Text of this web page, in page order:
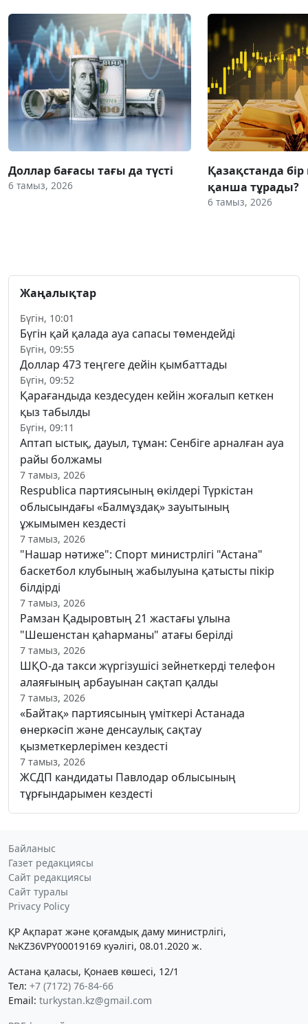
Доллар бағасы тағы да түсті
6 тамыз, 2026
Қазақстанда
қанша тұрады?
6 тамыз, 2026
Жаңалықтар
Бүгін, 10:01
Бүгін қай қалада ауа сапасы төмендейді
Бүгін, 09:55
Доллар 473 теңгеге дейін қымбаттады
Бүгін, 09:52
Қарағандыда кездесуден кейін жоғалып кеткен
қыз табылды
Бүгін, 09:11
Аптап ыстық, дауыл, тұман: Сенбіге арналған ауа
райы болжамы
7 тамыз, 2026
Respublica партиясының өкілдері Түркістан
облысындағы «Балмұздақ» зауытының
ұжымымен кездесті
7 тамыз, 2026
"Нашар нәтиже": Спорт министрлігі "Астана"
баскетбол клубының жабылуына қатысты пікір
білдірді
7 тамыз, 2026
Рамзан Қадыровтың 21 жастағы ұлына
"Шешенстан қаһарманы" атағы берілді
7 тамыз, 2026
ШҚО-да такси жүргізушісі зейнеткерді телефон
алаяғының арбауынан сақтап қалды
7 тамыз, 2026
«Байтақ» партиясының үміткері Астанада
өнеркәсіп және денсаулық сақтау
қызметкерлерімен кездесті
7 тамыз, 2026
ЖСДП кандидаты Павлодар облысының
тұрғындарымен кездесті
Байланыс
Газет редакциясы
Сайт редакциясы
Сайт туралы
Privacy Policy
ҚР Ақпарат және қоғамдық даму министрлігі,
№KZ36VPY00019169 куәлігі, 08.01.2020 ж.
Астана қаласы, Қонаев көшесі, 12/1
Тел: +7 (7172) 76-84-66
Email: turkystan.kz@gmail.com